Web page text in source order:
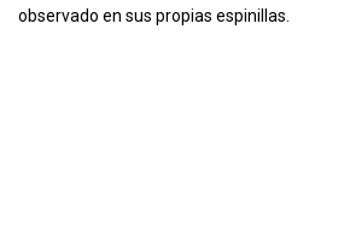
observado en sus propias espinillas.